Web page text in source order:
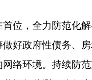
位，全力防范化
好政府性债务、
络环境。持续防